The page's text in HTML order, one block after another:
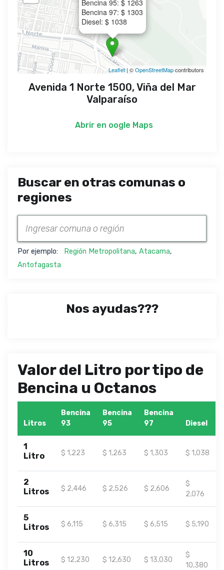
Bencina 95: $ 1263
Bencina 97: $ 1303
Diesel: $ 1038
Leaflet| ©OpenStreetMapcontributors
Avenida 1 Norte 1500, Viña del Mar
Valparaíso
Abrir en oogle Maps
Buscar en otras comunas o
regiones
Por ejemplo: Región Metropolitana, Atacama,
Antofagasta
Nos ayudas???
Valor del Litro por tipo de
Bencina u Octanos
Litros
Bencina
93
Bencina
95
Bencina
97
Diesel
1
Litro
$ 1,223 $ 1,263 $ 1,303 $ 1,038
2
Litros
$ 2,446 $ 2,526 $ 2,606
$
2,076
5
Litros
$ 6,115 $ 6,315 $ 6,515 $ 5,190
10
Litros
$ 12,230 $ 12,630 $ 13,030
$
10,380